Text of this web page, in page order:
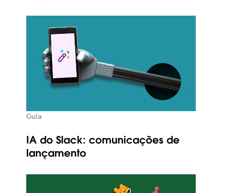
Guia
IA do Slack: comunicações de
lançamento